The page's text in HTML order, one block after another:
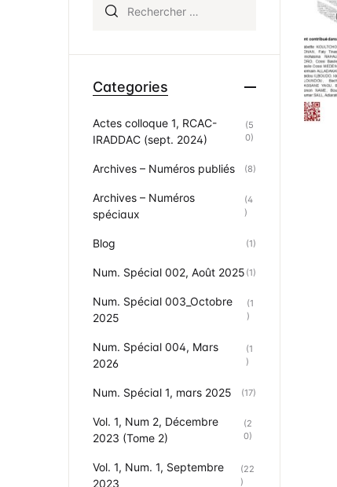
Categories
Actes colloque 1, RCAC-
IRADDAC (sept. 2024)
(5
0)
Archives – Numéros publiés (8)
Archives – Numéros
spéciaux
(4
)
Blog (1)
Num. Spécial 002, Août 2025 (1)
Num. Spécial 003_Octobre
2025
(1
)
Num. Spécial 004, Mars
2026
(1
)
Num. Spécial 1, mars 2025 (17)
Vol. 1, Num 2, Décembre
2023 (Tome 2)
(2
0)
Vol. 1, Num. 1, Septembre
2023
(22
)